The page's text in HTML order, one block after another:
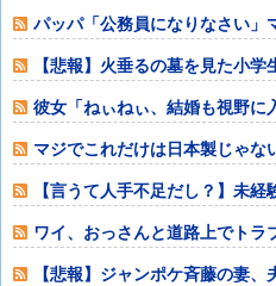
に相談しても具
パッパ「公務員になりなさい」
イ「公務員そな
【悲報】火垂るの墓を見た小
れ！
彼女「ねぃねぃ、結婚も視野に
マジでこれだけは日本製じゃな
る？
【言うて人手不足だし？】未
ワイ、おっさんと道路上でトラ
んを呼ぶ
【悲報】ジャンポケ斉藤の妻